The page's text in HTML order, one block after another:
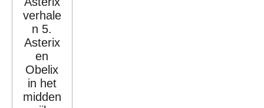
verhale
n 5.
Asterix
en
Obelix
in het
midden